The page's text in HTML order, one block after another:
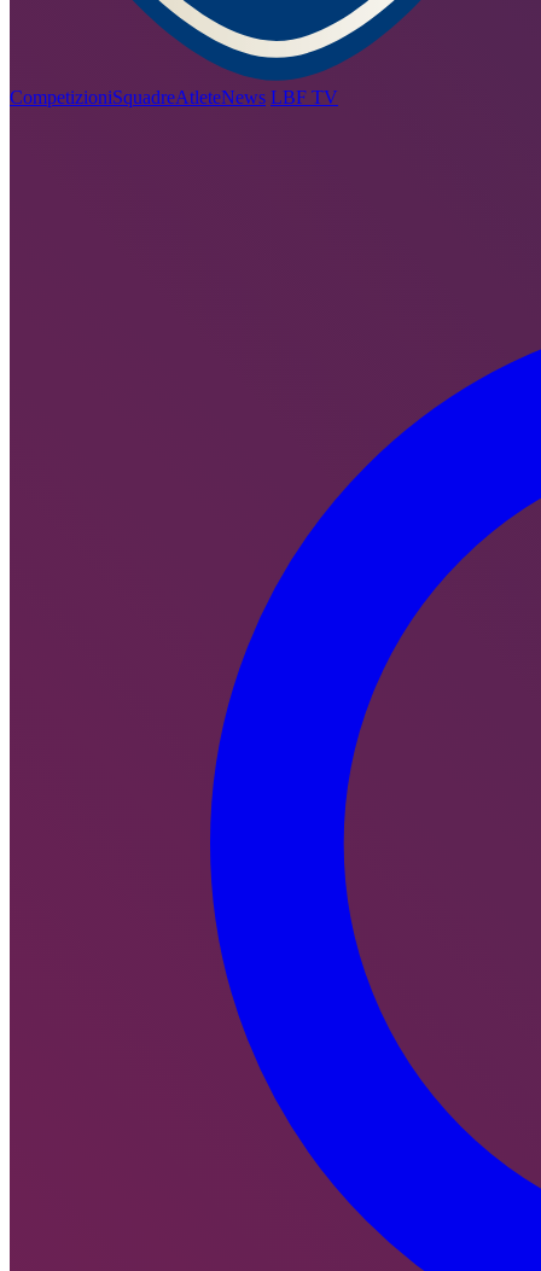
CompetizioniSquadreAtleteNews LBF TV